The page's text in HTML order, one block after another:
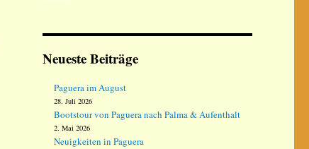
Neueste Beiträge
Paguera im August
28. Juli 2026
Bootstour von Paguera nach Palma & Aufenthalt
2. Mai 2026
Neuigkeiten in Paguera